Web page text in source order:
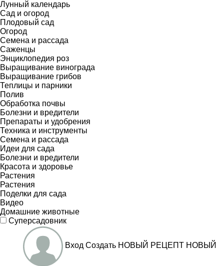
Лунный календарь
Сад и огород
Плодовый сад
Огород
Семена и рассада
Саженцы
Энциклопедия роз
Выращивание винограда
Выращивание грибов
Теплицы и парники
Полив
Обработка почвы
Болезни и вредители
Препараты и удобрения
Техника и инструменты
Семена и рассада
Идеи для сада
Болезни и вредители
Красота и здоровье
Растения
Растения
Поделки для сада
Видео
Домашние животные
Суперсадовник
Вход Создать НОВЫЙ РЕЦЕПТ НОВЫЙ